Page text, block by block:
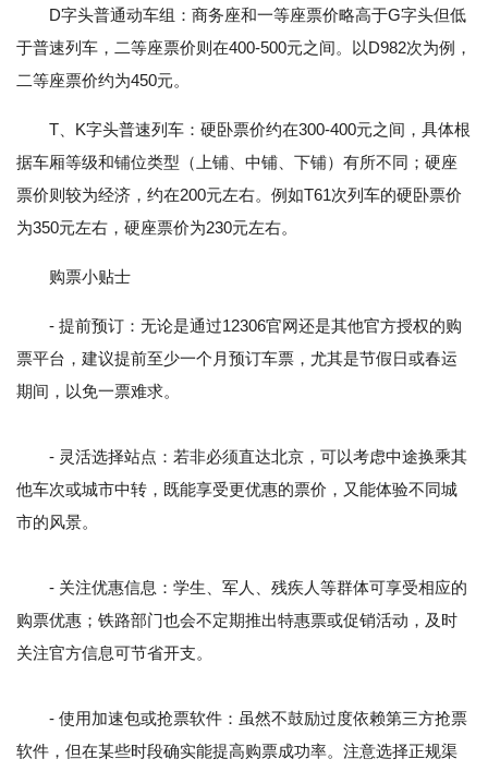
D字头普通动车组：商务座和一等座票价略高于G字头但低
于普速列车，二等座票价则在400-500元之间。以D982次为例，
二等座票价约为450元。
T、K字头普速列车：硬卧票价约在300-400元之间，具体根
据车厢等级和铺位类型（上铺、中铺、下铺）有所不同；硬座
票价则较为经济，约在200元左右。例如T61次列车的硬卧票价
为350元左右，硬座票价为230元左右。
购票小贴士
- 提前预订：无论是通过12306官网还是其他官方授权的购
票平台，建议提前至少一个月预订车票，尤其是节假日或春运
期间，以免一票难求。
- 灵活选择站点：若非必须直达北京，可以考虑中途换乘其
他车次或城市中转，既能享受更优惠的票价，又能体验不同城
市的风景。
- 关注优惠信息：学生、军人、残疾人等群体可享受相应的
购票优惠；铁路部门也会不定期推出特惠票或促销活动，及时
关注官方信息可节省开支。
- 使用加速包或抢票软件：虽然不鼓励过度依赖第三方抢票
软件，但在某些时段确实能提高购票成功率。注意选择正规渠